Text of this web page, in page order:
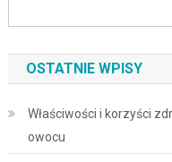
OSTATNIE WPISY
Właściwości i korzyści
owocu